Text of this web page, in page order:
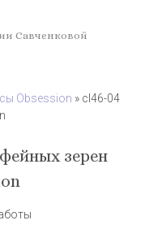
Савченковой
Obsession » cl46-04
зерен